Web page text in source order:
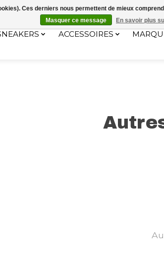
avec le code "4MILKZOO"
ACCESSOIRES
Ces derniers nous permettent de mieux
Masquer ce message
En savoir plus